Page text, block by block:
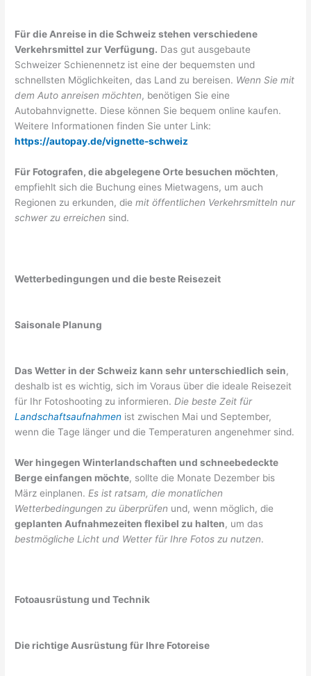
Für die Anreise in die Schweiz stehen verschiedene
Verkehrsmittel zur Verfügung. Das gut ausgebaute
Schweizer Schienennetz ist eine der bequemsten und
schnellsten Möglichkeiten, das Land zu bereisen. Wenn Sie mit
dem Auto anreisen möchten, benötigen Sie eine
Autobahnvignette. Diese können Sie bequem online kaufen.
Weitere Informationen finden Sie unter Link:
https://autopay.de/vignette-schweiz
Für Fotografen, die abgelegene Orte besuchen möchten,
empfiehlt sich die Buchung eines Mietwagens, um auch
Regionen zu erkunden, diemit öffentlichen Verkehrsmitteln nur
schwer zu erreichen sind.
Wetterbedingungen und die beste Reisezeit
Saisonale Planung
Das Wetter in der Schweiz kann sehr unterschiedlich sein,
deshalb ist es wichtig, sich im Voraus über die ideale Reisezeit
für Ihr Fotoshooting zu informieren. Die beste Zeit für
Landschaftsaufnahmen ist zwischen Mai und September,
wenn die Tage länger und die Temperaturen angenehmer sind.
Wer hingegen Winterlandschaften und schneebedeckte
Berge einfangen möchte, sollte die Monate Dezember bis
März einplanen. Es ist ratsam, die monatlichen
Wetterbedingungen zu überprüfen und, wenn möglich, die
geplanten Aufnahmezeiten flexibel zu halten, um das
bestmögliche Licht und Wetter für Ihre Fotos zu nutzen.
Fotoausrüstung und Technik
Die richtige Ausrüstung für Ihre Fotoreise